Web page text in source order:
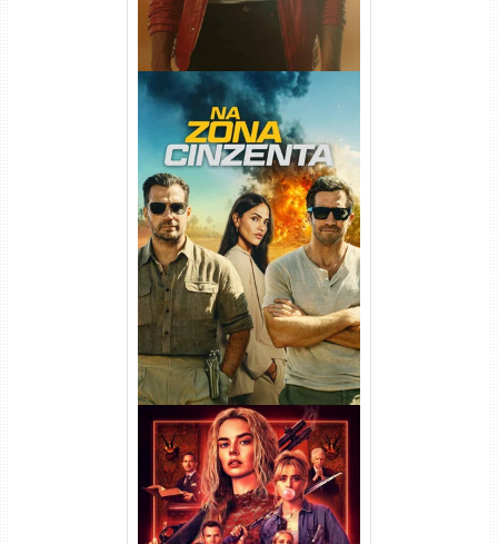
Na Zona Cinzenta Torrent
(2026) WEB-DL 1080p/4K
Dual Áudio